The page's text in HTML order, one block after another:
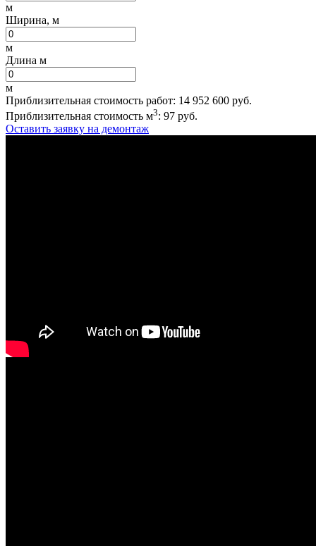
м
Ширина, м
м
Длина м
м
Приблизительная стоимость работ: 14 952 600 руб.
Приблизительная стоимость м3: 97 руб.
Оставить заявку на демонтаж